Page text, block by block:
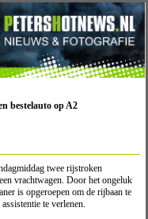
bestelauto op A2
twee rijstroken
vrachtwagen. Door het ongeluk
is opgeroepen om de rijbaan te
te verlenen.